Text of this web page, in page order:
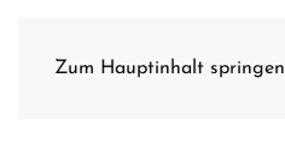
Zum Hauptinhalt springen